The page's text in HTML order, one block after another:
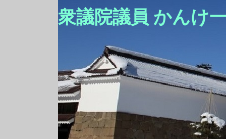
衆議院議員 かんけ